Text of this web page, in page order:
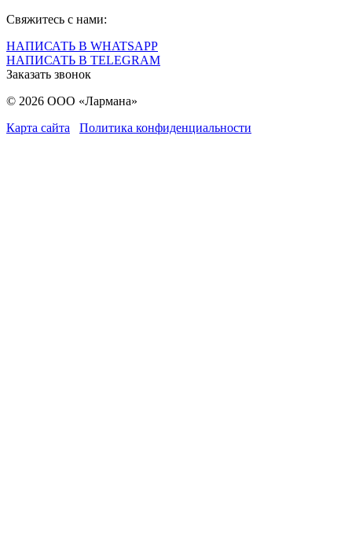
Свяжитесь с нами:
НАПИСАТЬ В WHATSAPP
НАПИСАТЬ В TELEGRAM
Заказать звонок
© 2026 ООО «Лармана»
Карта сайта
Политика конфиденциальности